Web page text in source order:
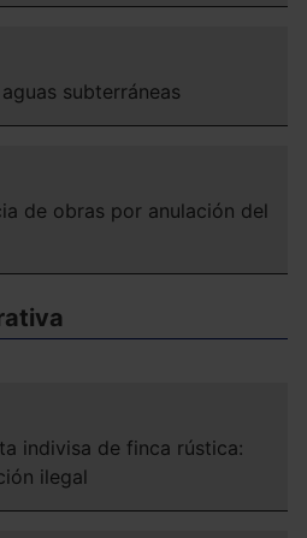
subterráneas
de obras por anulación del
indivisa de finca rústica:
ilegal